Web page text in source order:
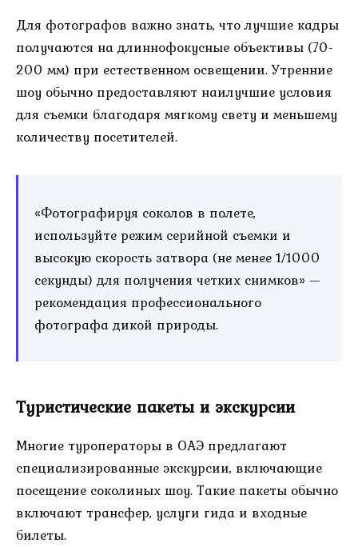
Для фотографов важно знать, что лучшие кадры
получаются на длиннофокусные объективы (70-
200 мм) при естественном освещении. Утренние
шоу обычно предоставляют наилучшие условия
для съемки благодаря мягкому свету и меньшему
количеству посетителей.
«Фотографируя соколов в полете,
используйте режим серийной съемки и
высокую скорость затвора (не менее 1/1000
секунды) для получения четких снимков» —
рекомендация профессионального
фотографа дикой природы.
Туристические пакеты и экскурсии
Многие туроператоры в ОАЭ предлагают
специализированные экскурсии, включающие
посещение соколиных шоу. Такие пакеты обычно
включают трансфер, услуги гида и входные
билеты.